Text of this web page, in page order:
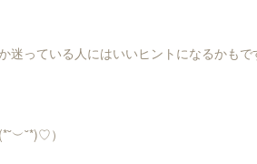
迷っている人にはいいヒントになるかもで
）